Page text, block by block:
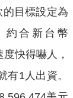
目標設定為
約合新台幣
快得嚇人，
有1人出資。